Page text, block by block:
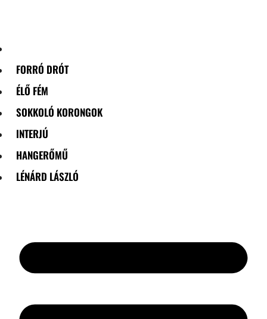
FORRÓ DRÓT
ÉLŐ FÉM
SOKKOLÓ KORONGOK
INTERJÚ
HANGERŐMŰ
LÉNÁRD LÁSZLÓ